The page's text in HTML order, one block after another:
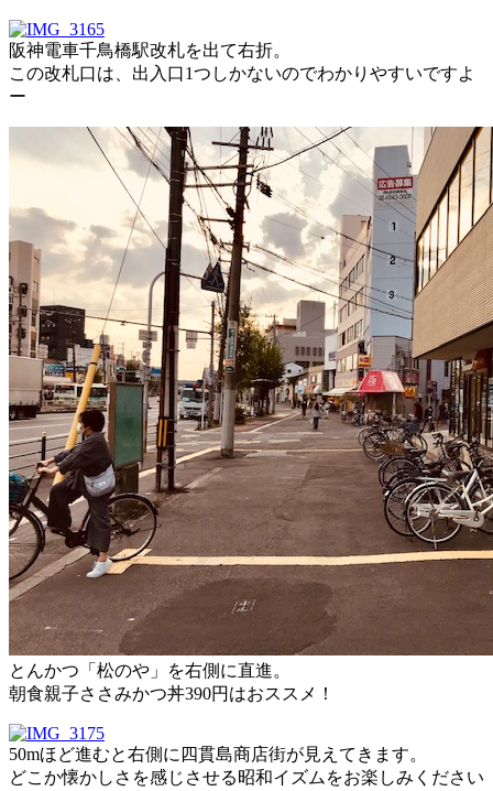
阪神電車千鳥橋駅改札を出て右折。
この改札口は、出入口1つしかないのでわかりやすいですよ
ー
とんかつ「松のや」を右側に直進。
朝食親子ささみかつ丼390円はおススメ！
50mほど進むと右側に四貫島商店街が見えてきます。
どこか懐かしさを感じさせる昭和イズムをお楽しみください